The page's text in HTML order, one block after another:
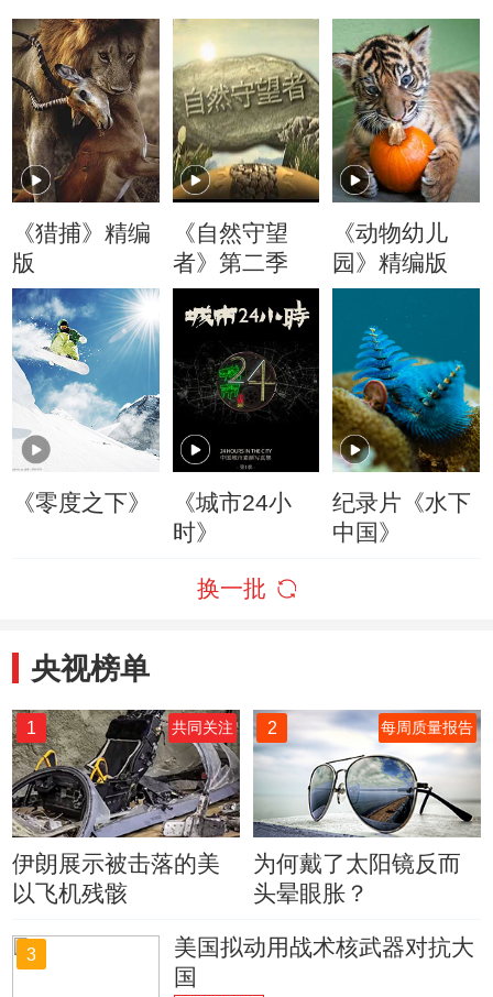
《猎捕》精编
版
《自然守望
者》第二季
《动物幼儿
园》精编版
《零度之下》
《城市24小
时》
纪录片《水下
中国》
换一批
央视榜单
1 共同关注
伊朗展示被击落的美
以飞机残骸
2 每周质量报告
为何戴了太阳镜反而
头晕眼胀？
3
美国拟动用战术核武器对抗大
国